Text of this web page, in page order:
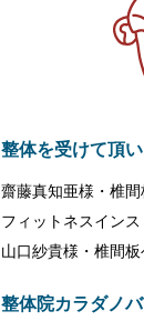
整体を受けて頂
齋藤真知亜様・椎
フィットネスイン
山口紗貴様・椎間
整体院カラダノ